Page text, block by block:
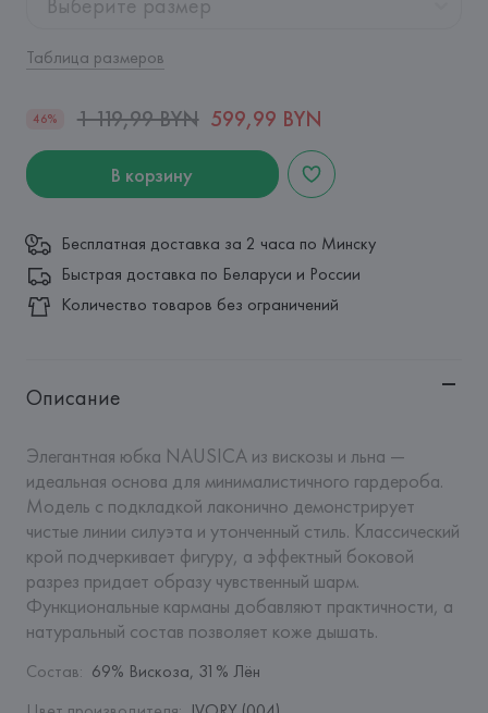
Таблица размеров
46% 1 119,99 BYN 599,99 BYN
В корзину
Бесплатная доставка за 2 часа по Минску
Быстрая доставка по Беларуси и России
Количество товаров без ограничений
Описание
Элегантная юбка NAUSICA из вискозы и льна —
идеальная основа для минималистичного гардероба.
Модель с подкладкой лаконично демонстрирует
чистые линии силуэта и утонченный стиль. Классический
крой подчеркивает фигуру, а эффектный боковой
разрез придает образу чувственный шарм.
Функциональные карманы добавляют практичности, а
натуральный состав позволяет коже дышать.
Состав: 69% Вискоза, 31% Лён